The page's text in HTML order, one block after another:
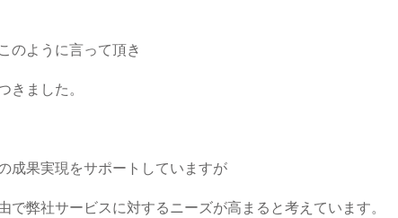
のように言って頂き
きました。
成果実現をサポートしていますが
で弊社サービスに対するニーズが高まると考えています。